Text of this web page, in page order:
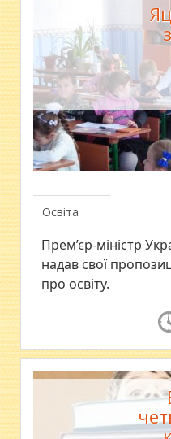
Освіта
Прем’єр-міністр
надав свої
про освіту.